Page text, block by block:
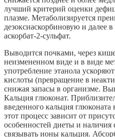
лучший критерий оценки
плазме. Метаболизируется
дезоксиаскорбиновую и далее
аскорбат-2-сульфат.
Выводится почками, через
неизмененном виде и в виде
употребление этанола
кислоты (превращение в
снижая запасы в организме.
Кальция глюконат.
введенного кальция
этот процесс зависит от
особенностей диеты и
связывать ионы кальция.